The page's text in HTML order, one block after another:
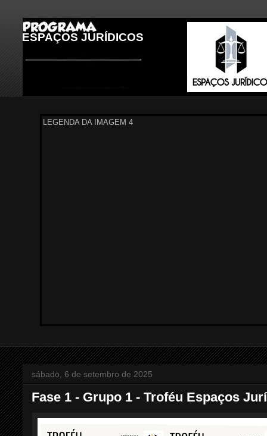
ESPAÇOS JURÍDICOS
LEGENDA DA IMAGEM 1
sábado, 6 de setembro de 2025
Fase 1 - Grupo 1 - Troféu Espaços